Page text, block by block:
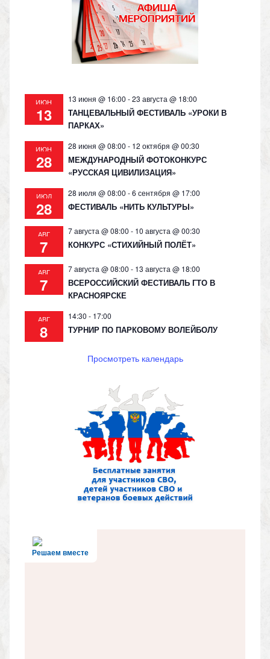
as
s
ni
ki
m p
p
n
k
ИЮН
13
13 июня @ 16:00 -23 августа @ 18:00
ТАНЦЕВАЛЬНЫЙ ФЕСТИВАЛЬ «УРОКИ В
ПАРКАХ»
ИЮН
28
28 июня @ 08:00 - 12 октября @ 00:30
МЕЖДУНАРОДНЫЙ ФОТОКОНКУРС
«РУССКАЯ ЦИВИЛИЗАЦИЯ»
ИЮЛ
28
28 июля @ 08:00 -6 сентября @ 17:00
ФЕСТИВАЛЬ «НИТЬ КУЛЬТУРЫ»
АВГ
7
7 августа @ 08:00 - 10 августа @ 00:30
КОНКУРС «СТИХИЙНЫЙ ПОЛЁТ»
АВГ
7
7 августа @ 08:00 - 13 августа @ 18:00
ВСЕРОССИЙСКИЙ ФЕСТИВАЛЬ ГТО В
КРАСНОЯРСКЕ
АВГ
8
14:30 - 17:00
ТУРНИР ПО ПАРКОВОМУ ВОЛЕЙБОЛУ
Просмотреть календарь
Решаем вместе